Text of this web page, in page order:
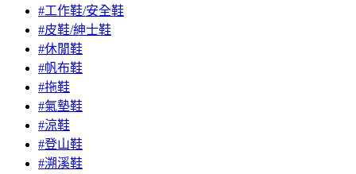
#工作鞋/安全鞋
#皮鞋/紳士鞋
#休閒鞋
#帆布鞋
#拖鞋
#氣墊鞋
#涼鞋
#登山鞋
#溯溪鞋